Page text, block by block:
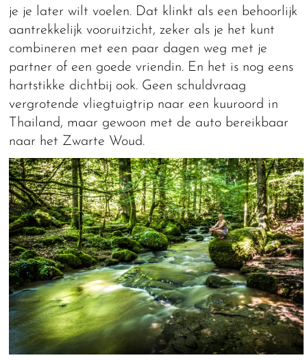
je je later wilt voelen. Dat klinkt als een behoorlijk
aantrekkelijk vooruitzicht, zeker als je het kunt
combineren met een paar dagen weg met je
partner of een goede vriendin. En het is nog eens
hartstikke dichtbij ook. Geen schuldvraag
vergrotende vliegtuigtrip naar een kuuroord in
Thailand, maar gewoon met de auto bereikbaar
naar het Zwarte Woud.